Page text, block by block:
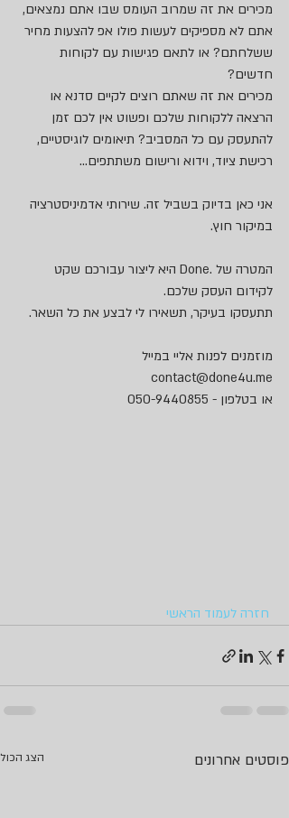
מכירים את זה שמרוב העומס שבו אתם נמצאים,
אתם לא מספיקים לעשות פולו אפ להצעות מחיר
ששלחתם? או לתאם פגישות עם לקוחות
חדשים?
מכירים את זה שאתם רוצים לקיים סדנא או
הרצאה ללקוחות שלכם ופשוט אין לכם זמן
להתעסק עם כל המסביב? תיאומים לוגיסטיים,
רכישת ציוד, וידוא ורישום משתתפים...
אני כאן בדיוק בשביל זה. שירותי אדמיניסטרציה
במיקור חוץ.
המטרה של .Done היא ליצור עבורכם שקט
לקידום העסק שלכם.
תתעסקו בעיקר, תשאירו לי לבצע את כל השאר.
מוזמנים לפנות אליי במייל
contact@done4u.me
או בטלפון - 050-9440855
חזרה לעמוד הראשי
פוסטים אחרונים הצג הכול